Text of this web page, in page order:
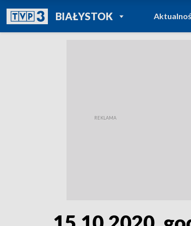
BIAŁYSTOKPOWRÓT DO
TVP REGIONY